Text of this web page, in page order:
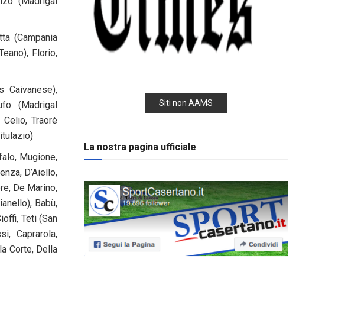
(Campania
Florio,
Caivanese),
(Madrigal
Traorè
Mugione,
D’Aiello,
De Marino,
Babù,
Teti (San
Caprarola,
Corte, Della
Siti non AAMS
La nostra pagina ufficiale